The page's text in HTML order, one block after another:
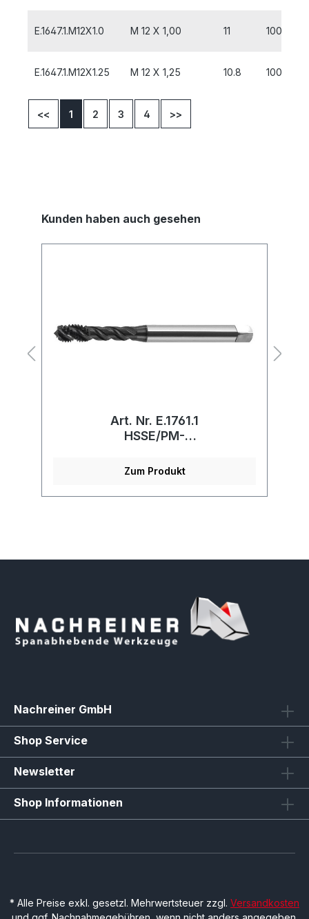
E.1647.1.M12X1.0 M 12 X 1,00 11 100
E.1647.1.M12X1.25 M 12 X 1,25 10.8 100
<< 1 2 3 4 >>
Kunden haben auch gesehen
Art. Nr. E.1761.1
HSSE/PM-
Zum Produkt
Nachreiner GmbH
Shop Service
Newsletter
Shop Informationen
* Alle Preise exkl. gesetzl. Mehrwertsteuer zzgl. Versandkosten